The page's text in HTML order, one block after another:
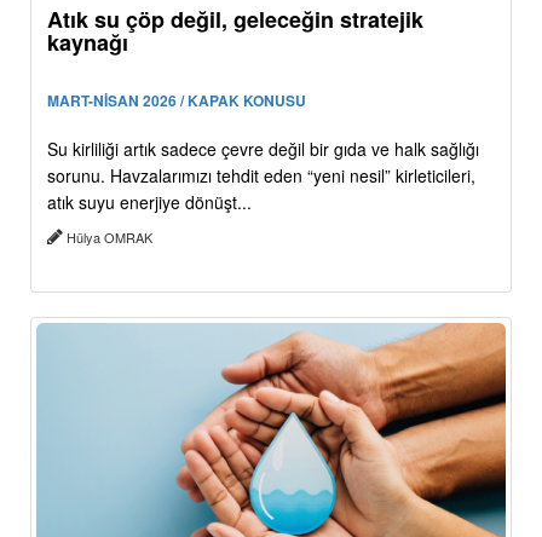
Atık su çöp değil, geleceğin stratejik
kaynağı
MART-NİSAN 2026 / KAPAK KONUSU
Su kirliliği artık sadece çevre değil bir gıda ve halk sağlığı
sorunu. Havzalarımızı tehdit eden “yeni nesil” kirleticileri,
atık suyu enerjiye dönüşt...
Hülya OMRAK